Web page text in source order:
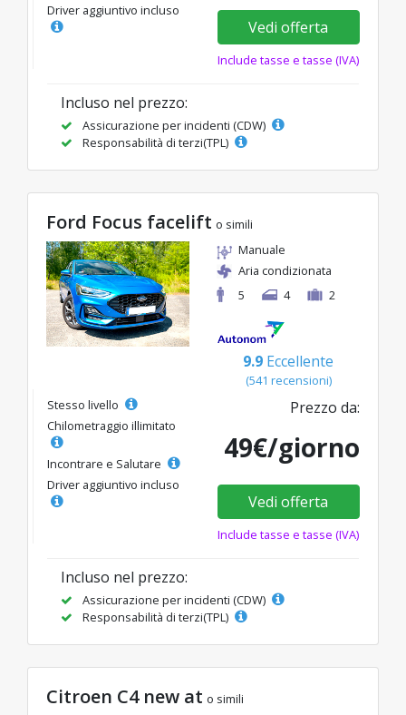
Driver aggiuntivo incluso
Vedi offerta
Include tasse e tasse (IVA)
Incluso nel prezzo:
Assicurazione per incidenti (CDW)
Responsabilità di terzi(TPL)
Ford Focus facelift o simili
Manuale
Aria condizionata
5
4 2
9.9 Eccellente
(541 recensioni)
Stesso livello
Chilometraggio illimitato
Incontrare e Salutare
Driver aggiuntivo incluso
Prezzo da:
49€/giorno
Vedi offerta
Include tasse e tasse (IVA)
Incluso nel prezzo:
Assicurazione per incidenti (CDW)
Responsabilità di terzi(TPL)
Citroen C4 new at o simili